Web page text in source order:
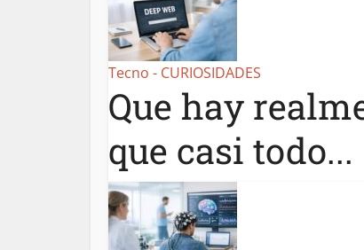
Tecno - CURIOSIDADES
Que hay
que casi todo...